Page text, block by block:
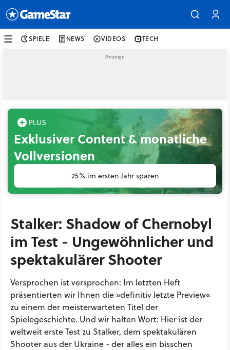
SPIELE NEWS VIDEOS TECH
Exklusiver Content & monatliche
Vollversionen
25% im ersten Jahr sparen
Stalker: Shadow of Chernobyl
im Test - Ungewöhnlicher und
spektakulärer Shooter
Versprochen ist versprochen: Im letzten Heft
präsentierten wir Ihnen die »definitiv letzte Preview«
zu einem der meisterwarteten Titel der
Spielegeschichte. Und wir halten Wort: Hier ist der
weltweit erste Test zu Stalker, dem spektakulären
Shooter aus der Ukraine - der alles ein bisschen